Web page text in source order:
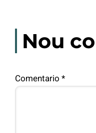
Nou
Comentario *